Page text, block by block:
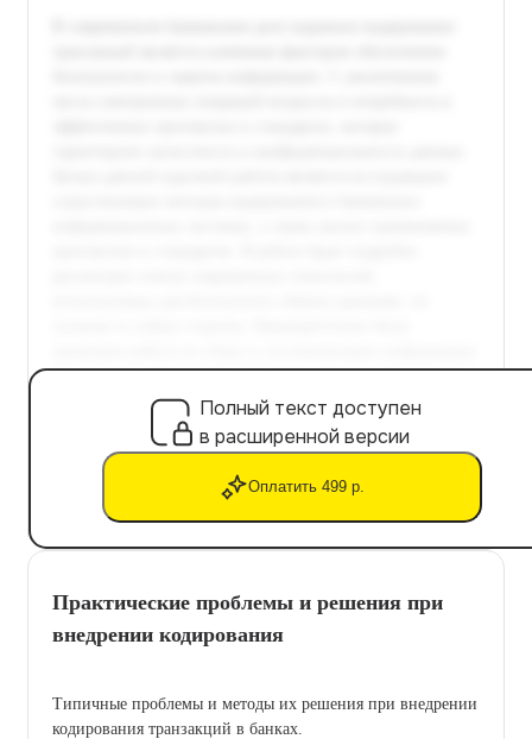
Полный текст доступен
в расширенной версии
Оплатить 499 р.
Практические проблемы и решения при
внедрении кодирования
Типичные проблемы и методы их решения при внедрении
кодирования транзакций в банках.